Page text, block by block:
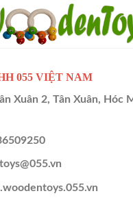
055 VIỆT NAM
Xuân 2, Tân Xuân, Hóc